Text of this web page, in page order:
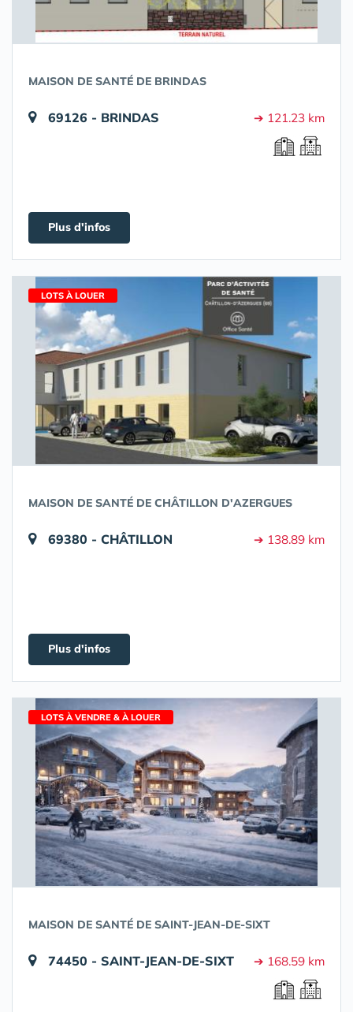
MAISON DE SANTÉ DE BRINDAS
69126 - BRINDAS ➔ 121.23 km
Plus d'infos
LOTS À LOUER
MAISON DE SANTÉ DE CHÂTILLON D'AZERGUES
69380 - CHÂTILLON ➔ 138.89 km
Plus d'infos
LOTS À VENDRE & À LOUER
MAISON DE SANTÉ DE SAINT-JEAN-DE-SIXT
74450 - SAINT-JEAN-DE-SIXT ➔ 168.59 km